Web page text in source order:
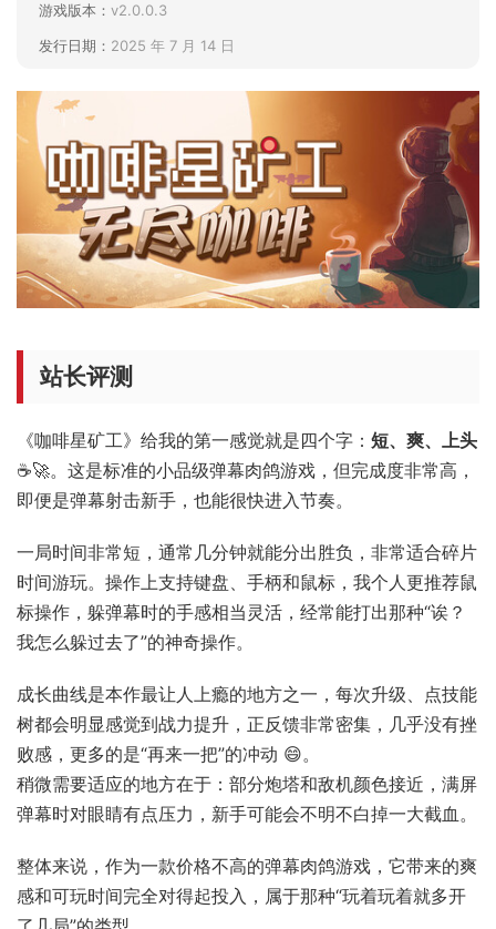
游戏版本： v2.0.0.3
发行日期： 2025 年 7 月 14 日
站长评测
《咖啡星矿工》给我的第一感觉就是四个字： 短、爽、上头
☕🚀。这是标准的小品级弹幕肉鸽游戏，但完成度非常高，
即便是弹幕射击新手，也能很快进入节奏。
一局时间非常短，通常几分钟就能分出胜负，非常适合碎片
时间游玩。操作上支持键盘、手柄和鼠标，我个人更推荐鼠
标操作，躲弹幕时的手感相当灵活，经常能打出那种“诶？
我怎么躲过去了”的神奇操作。
成长曲线是本作最让人上瘾的地方之一，每次升级、点技能
树都会明显感觉到战力提升，正反馈非常密集，几乎没有挫
败感，更多的是“再来一把”的冲动 😄。
稍微需要适应的地方在于：部分炮塔和敌机颜色接近，满屏
弹幕时对眼睛有点压力，新手可能会不明不白掉一大截血。
整体来说，作为一款价格不高的弹幕肉鸽游戏，它带来的爽
感和可玩时间完全对得起投入，属于那种“玩着玩着就多开